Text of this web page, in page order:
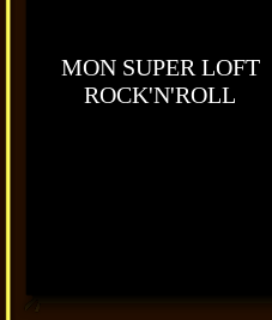
MON SUPER LOFT
ROCK'N'ROLL